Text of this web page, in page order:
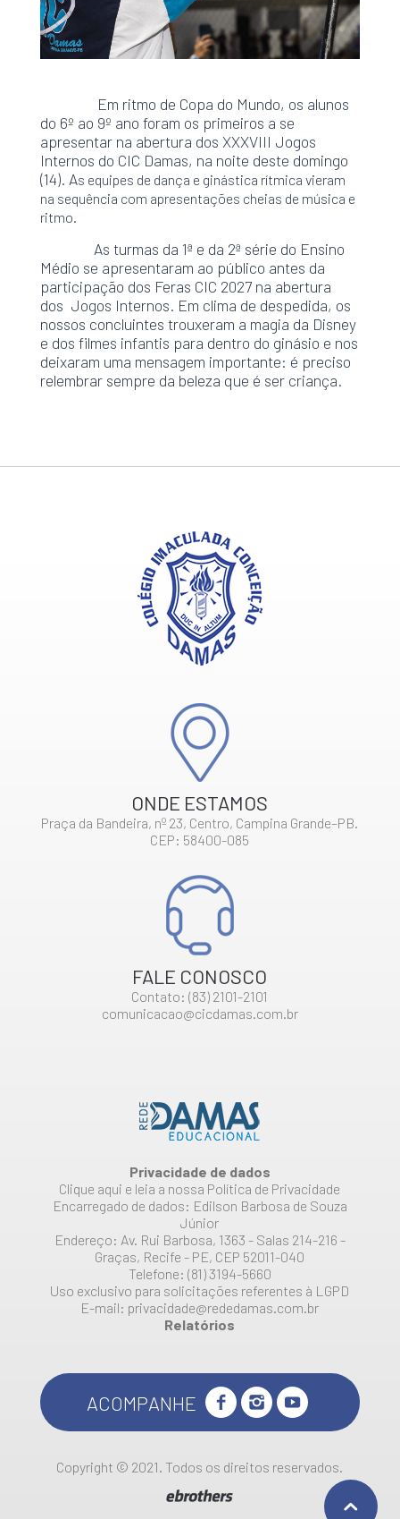
Em ritmo de Copa do Mundo, os alunos
do 6º ao 9º ano foram os primeiros a se
apresentar na abertura dos XXXVIII Jogos
Internos do CIC Damas, na noite deste domingo
(14). As equipes de dança e ginástica rítmica vieram
na sequência com apresentações cheias de música e
ritmo.
As turmas da 1ª e da 2ª série do Ensino
Médio se apresentaram ao público antes da
participação dos Feras CIC 2027 na abertura
dos Jogos Internos. Em clima de despedida, os
nossos concluintes trouxeram a magia da Disney
e dos filmes infantis para dentro do ginásio e nos
deixaram uma mensagem importante: é preciso
relembrar sempre da beleza que é ser criança.
ONDE ESTAMOS
Praça da Bandeira, nº 23, Centro, Campina Grande–PB.
CEP: 58400-085
FALE CONOSCO
Contato: (83) 2101-2101
comunicacao@cicdamas.com.br
Privacidade de dados
Clique aqui e leia a nossa Política de Privacidade
Encarregado de dados: Edilson Barbosa de Souza
Júnior
Endereço: Av. Rui Barbosa, 1363 - Salas 214-216 -
Graças, Recife - PE, CEP 52011-040
Telefone: (81) 3194-5660
Uso exclusivo para solicitações referentes à LGPD
E-mail: privacidade@rededamas.com.br
Relatórios
ACOMPANHE
Copyright © 2021. Todos os direitos reservados.